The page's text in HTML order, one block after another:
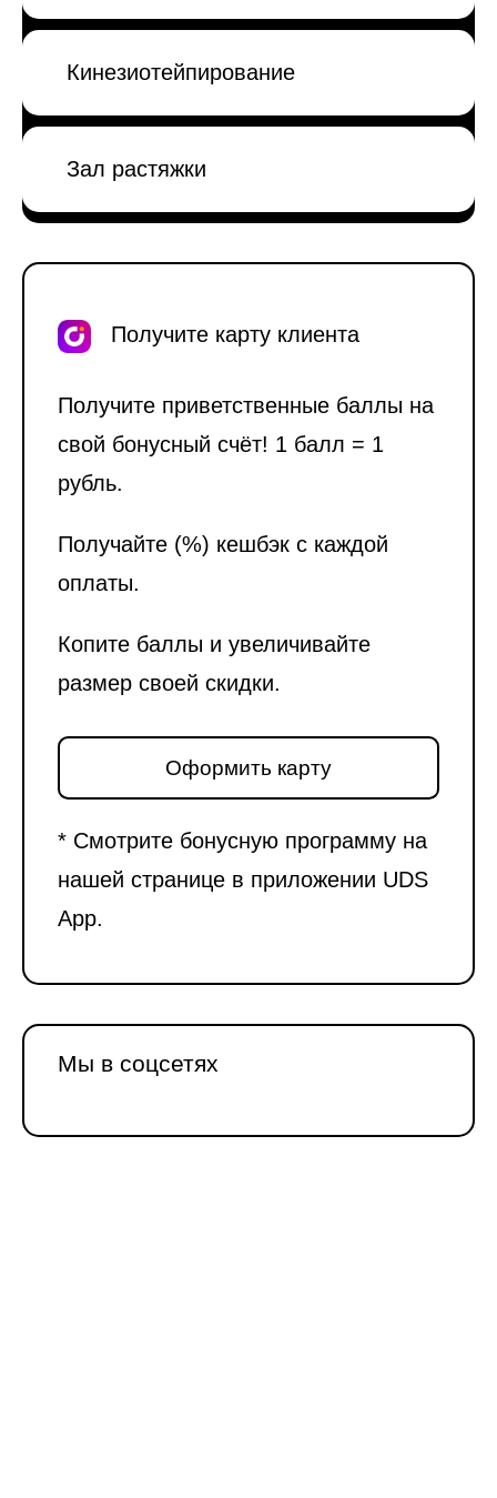
Кинезиотейпирование
Зал растяжки
Получите карту клиента
Получите приветственные баллы на
свой бонусный счёт! 1 балл = 1
рубль.
Получайте (%) кешбэк с каждой
оплаты.
Копите баллы и увеличивайте
размер своей скидки.
Оформить карту
* Смотрите бонусную программу на
нашей странице в приложении UDS
App.
Мы в соцсетях